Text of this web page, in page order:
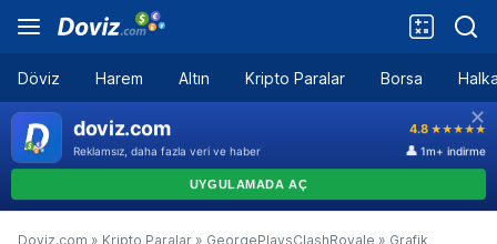
Döviz Harem Altın Kripto Paralar Borsa
Doviz.com » Kripto Paralar » GeorgePlaysClashRoyale » Grafik